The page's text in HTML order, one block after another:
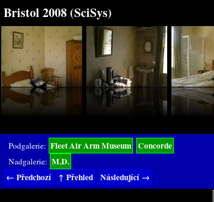
Bristol 2008 (SciSys)
Podgalerie: Fleet Air Arm Museum Concorde
Nadgalerie: M.D.
← Předchozí
↑ Přehled Následující →